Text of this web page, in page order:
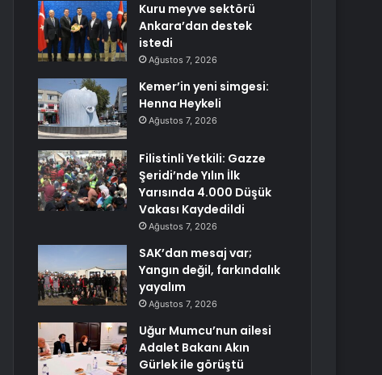
Kuru meyve sektörü
Ankara’dan destek
istedi
Ağustos 7, 2026
Kemer’in yeni simgesi:
Henna Heykeli
Ağustos 7, 2026
Filistinli Yetkili: Gazze
Şeridi’nde Yılın İlk
Yarısında 4.000 Düşük
Vakası Kaydedildi
Ağustos 7, 2026
SAK’dan mesaj var;
Yangın değil, farkındalık
yayalım
Ağustos 7, 2026
Uğur Mumcu’nun ailesi
Adalet Bakanı Akın
Gürlek ile görüştü